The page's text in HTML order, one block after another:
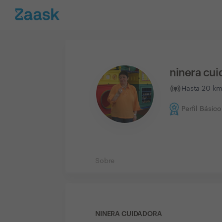
ninera
Hasta 20
Perfil Básico
Sobre
NINERA CUIDADORA